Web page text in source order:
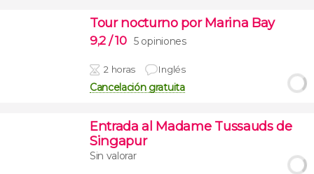
Tour nocturno por Marina Bay
9,2 / 10 5 opiniones
2 horas Inglés
Cancelación gratuita
Entrada al Madame Tussauds de
Singapur
Sin valorar